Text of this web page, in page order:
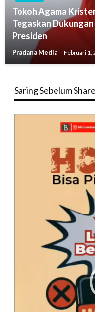
Tokoh Agama
Tegaskan
Presiden
Pradana Media Februari 1,
Saring Sebelum Share